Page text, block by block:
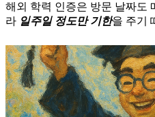
해외 학력 인증은 방문 날짜도
라 일주일 정도만 기한을 주기